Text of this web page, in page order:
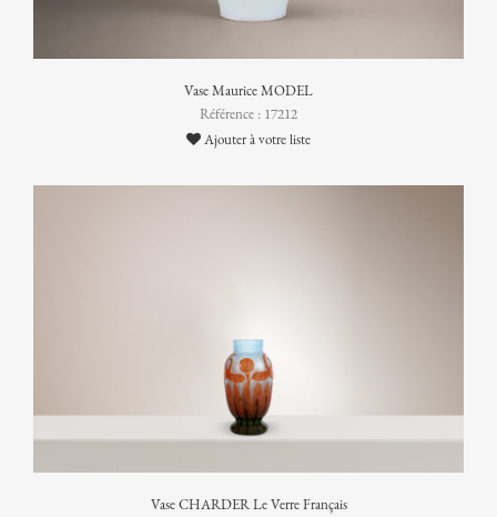
Vase Maurice MODEL
Référence : 17212
Ajouter à votre liste
Vase CHARDER Le Verre Français